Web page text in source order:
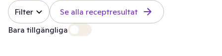
Filter
Se alla receptresultat
Bara tillgängliga